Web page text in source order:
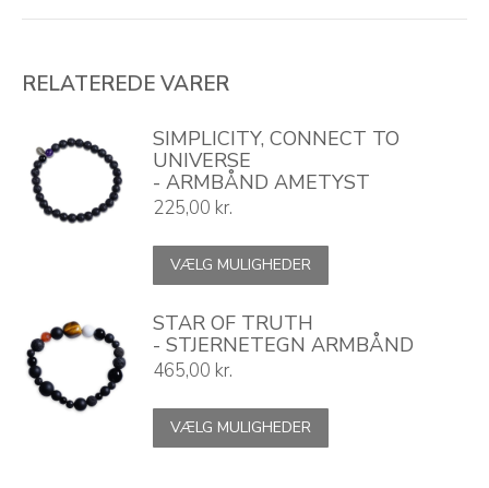
RELATEREDE VARER
SIMPLICITY, CONNECT TO
UNIVERSE
- ARMBÅND AMETYST
225,00 kr.
VÆLG MULIGHEDER
varianter.
vælges
varesiden
STAR OF TRUTH
- STJERNETEGN ARMBÅND
465,00 kr.
VÆLG MULIGHEDER